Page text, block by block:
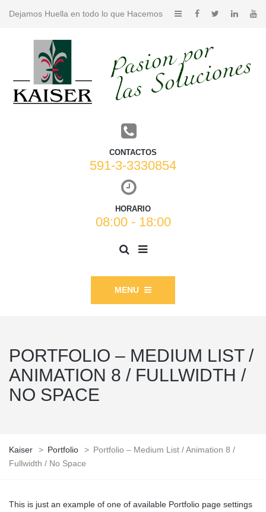
Dejamos Huella en todo lo que Hacemos
CONTACTOS
591-3-3330854
HORARIO
08:00 - 18:00
MENU
PORTFOLIO – MEDIUM LIST /
ANIMATION 8 / FULLWIDTH /
NO SPACE
Kaiser > Portfolio > Portfolio – Medium List / Animation 8 /
Fullwidth / No Space
This is just an example of one of available Portfolio page settings